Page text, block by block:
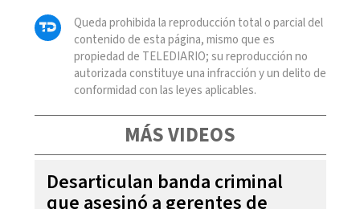
Queda prohibida la reproducción total o parcial del
contenido de esta página, mismo que es
propiedad de TELEDIARIO; su reproducción no
autorizada constituye una infracción y un delito de
conformidad con las leyes aplicables.
MÁS VIDEOS
Desarticulan banda criminal
que asesinó a gerentes de